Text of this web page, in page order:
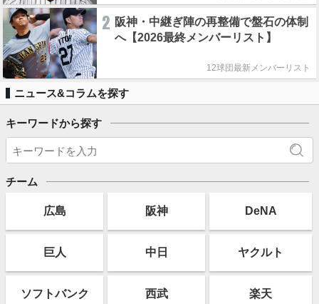
2 阪神・中継ぎ陣の再整備で盤石の体制
へ【2026最終メンバーリスト】
12球団最新メンバーリスト
ニュース&コラムを探す
キーワードから探す
チーム
広島 阪神 DeNA
巨人 中日 ヤクルト
ソフトバンク 西武 楽天